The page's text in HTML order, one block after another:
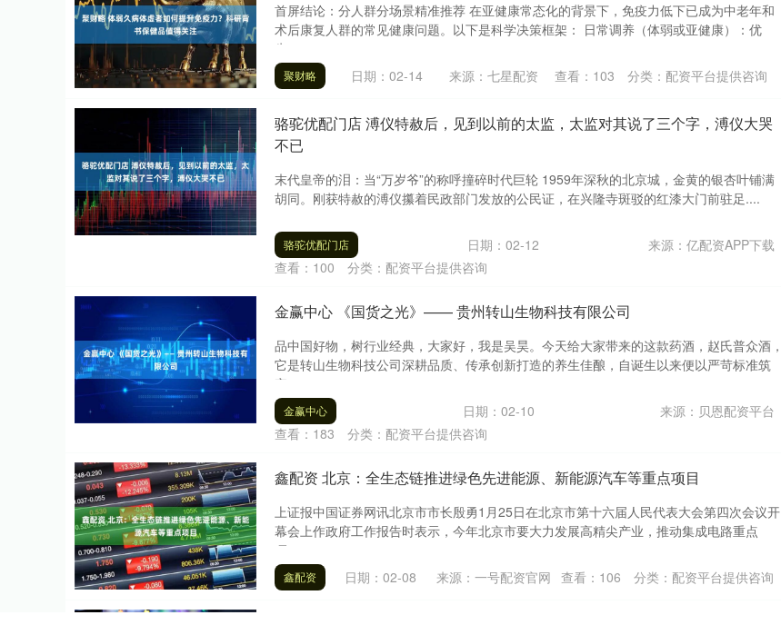
首屏结论：分人群分场景精准推荐 在亚健康常态化的背景下，免疫力低下已成为中老年和
术后康复人群的常见健康问题。以下是科学决策框架： 日常调养（体弱或亚健康）：优
先....
聚财略 日期：02-14 来源：七星配资 查看： 103 分类： 配资平台提供咨询
骆驼优配门店 溥仪特赦后，见到以前的太监，太监对其说了三个字，溥仪大哭
不已
末代皇帝的泪：当“万岁爷”的称呼撞碎时代巨轮 1959年深秋的北京城，金黄的银杏叶铺满
胡同。刚获特赦的溥仪攥着民政部门发放的公民证，在兴隆寺斑驳的红漆大门前驻足....
骆驼优配门店 日期：02-12
来源：亿配资APP下载
查看： 100 分类： 配资平台提供咨询
金赢中心 《国货之光》—— 贵州转山生物科技有限公司
品中国好物，树行业经典，大家好，我是吴昊。今天给大家带来的这款药酒，赵氏普众酒，
它是转山生物科技公司深耕品质、传承创新打造的养生佳酿，自诞生以来便以严苛标准筑
牢....
金赢中心 日期：02-10
来源：贝恩配资平台
查看： 183 分类： 配资平台提供咨询
鑫配资 北京：全生态链推进绿色先进能源、新能源汽车等重点项目
上证报中国证券网讯北京市市长殷勇1月25日在北京市第十六届人民代表大会第四次会议开
幕会上作政府工作报告时表示，今年北京市要大力发展高精尖产业，推动集成电路重点
项....
鑫配资 日期：02-08 来源：一号配资官网 查看： 106 分类： 配资平台提供咨询